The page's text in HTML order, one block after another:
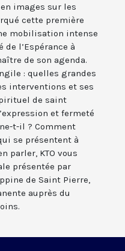
images sur les
cette première
mobilisation intense
l’Espérance à
de son agenda.
: quelles grandes
interventions et ses
de saint
et fermeté
t-il ? Comment
se présentent à
parler, KTO vous
présentée par
de Saint Pierre,
auprès du